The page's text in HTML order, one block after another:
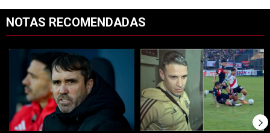
NOTAS RECOMENDADAS
Un artículo de tendencia con el título "Con cambios obligados ¿y
Un artículo de tendencia con el